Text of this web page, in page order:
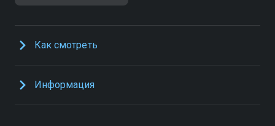
Как смотреть
Информация